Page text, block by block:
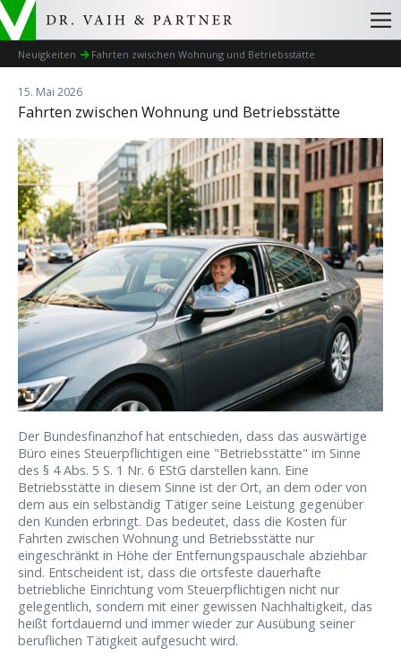
Neuigkeiten Fahrten zwischen Wohnung und Betriebsstätte
15. Mai 2026
Fahrten zwischen Wohnung und Betriebsstätte
Der Bundesfinanzhof hat entschieden, dass das auswärtige
Büro eines Steuerpflichtigen eine "Betriebsstätte" im Sinne
des § 4 Abs. 5 S. 1 Nr. 6 EStG darstellen kann. Eine
Betriebsstätte in diesem Sinne ist der Ort, an dem oder von
dem aus ein selbständig Tätiger seine Leistung gegenüber
den Kunden erbringt. Das bedeutet, dass die Kosten für
Fahrten zwischen Wohnung und Betriebsstätte nur
eingeschränkt in Höhe der Entfernungspauschale abziehbar
sind. Entscheident ist, dass die ortsfeste dauerhafte
betriebliche Einrichtung vom Steuerpflichtigen nicht nur
gelegentlich, sondern mit einer gewissen Nachhaltigkeit, das
heißt fortdauernd und immer wieder zur Ausübung seiner
beruflichen Tätigkeit aufgesucht wird.